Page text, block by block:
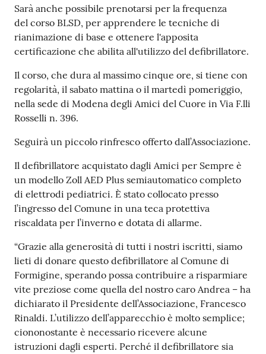
argomenti...
su
Sarà anche possibile prenotarsi per la frequenza
del corso BLSD, per apprendere le tecniche di
rianimazione di base e ottenere l'apposita
certificazione che abilita all'utilizzo del defibrillatore.
Il corso, che dura al massimo cinque ore, si tiene con
regolarità, il sabato mattina o il martedì pomeriggio,
nella sede di Modena degli Amici del Cuore in Via F.lli
Rosselli n. 396.
Seguirà un piccolo rinfresco offerto dall’Associazione.
Il defibrillatore acquistato dagli Amici per Sempre è
un modello Zoll AED Plus semiautomatico completo
di elettrodi pediatrici. È stato collocato presso
l’ingresso del Comune in una teca protettiva
riscaldata per l’inverno e dotata di allarme.
“Grazie alla generosità di tutti i nostri iscritti, siamo
lieti di donare questo defibrillatore al Comune di
Formigine, sperando possa contribuire a risparmiare
vite preziose come quella del nostro caro Andrea – ha
dichiarato il Presidente dell’Associazione, Francesco
Rinaldi. L’utilizzo dell’apparecchio è molto semplice;
ciononostante è necessario ricevere alcune
istruzioni dagli esperti. Perché il defibrillatore sia